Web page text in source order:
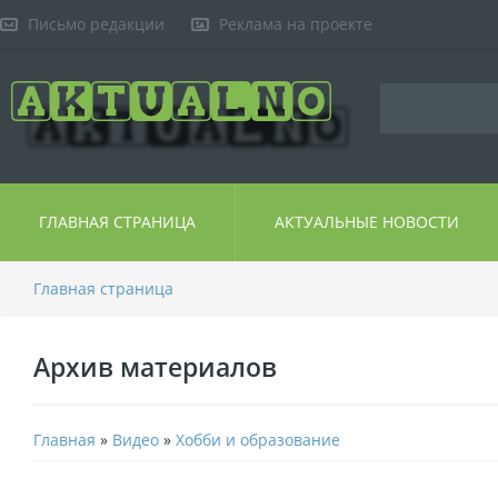
Письмо редакции Реклама на проекте
ГЛАВНАЯ СТРАНИЦА АКТУАЛЬНЫЕ НОВОСТИ
Главная страница
Архив материалов
Главная » Видео » Хобби и образование